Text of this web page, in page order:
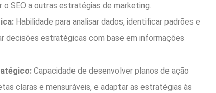
o SEO a outras estratégias de marketing.
Habilidade para analisar dados, identificar padrões e
decisões estratégicas com base em informações
Capacidade de desenvolver planos de ação
claras e mensuráveis, e adaptar as estratégias às